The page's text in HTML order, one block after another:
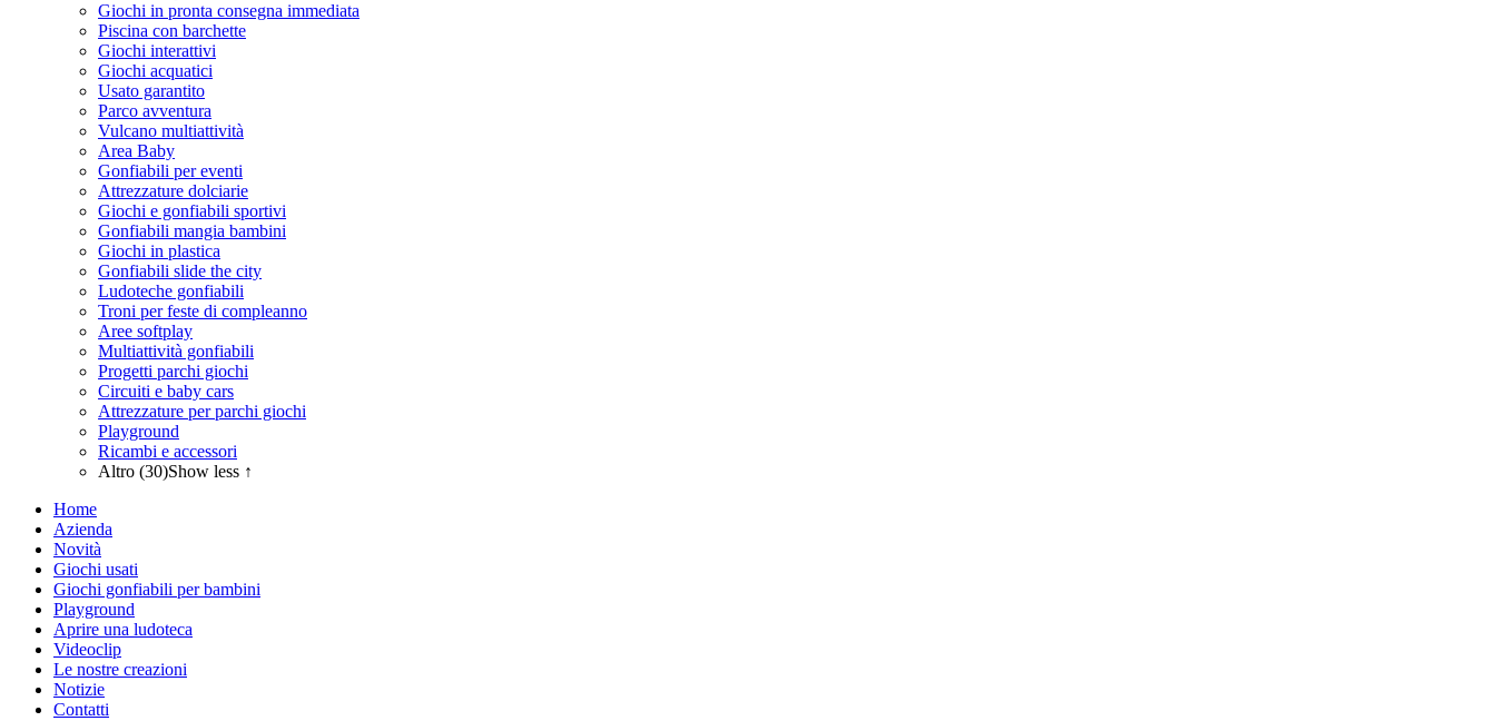
Giochi in pronta consegna immediata
Piscina con barchette
Giochi interattivi
Giochi acquatici
Usato garantito
Parco avventura
Vulcano multiattività
Area Baby
Gonfiabili per eventi
Attrezzature dolciarie
Giochi e gonfiabili sportivi
Gonfiabili mangia bambini
Giochi in plastica
Gonfiabili slide the city
Ludoteche gonfiabili
Troni per feste di compleanno
Aree softplay
Multiattività gonfiabili
Progetti parchi giochi
Circuiti e baby cars
Attrezzature per parchi giochi
Playground
Ricambi e accessori
Altro (30)Show less ↑
Home
Azienda
Novità
Giochi usati
Giochi gonfiabili per bambini
Playground
Aprire una ludoteca
Videoclip
Le nostre creazioni
Notizie
Contatti